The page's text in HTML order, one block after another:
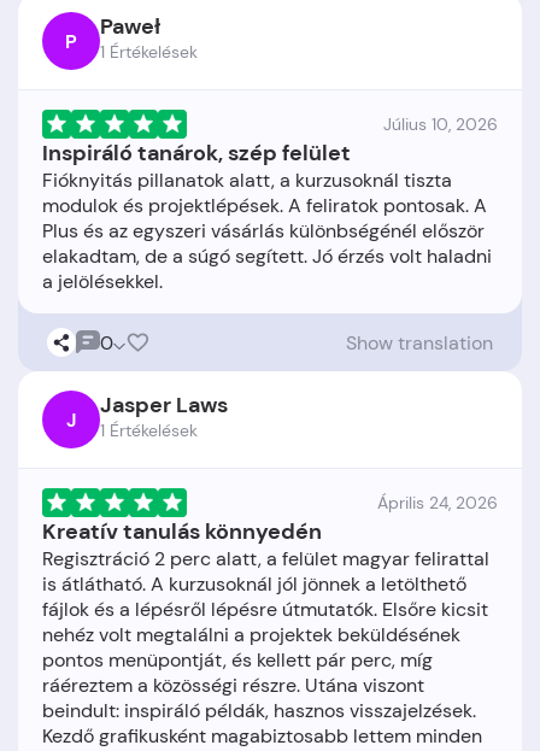
P Paweł
1 Értékelések
Július 10, 2026
Inspiráló tanárok, szép felület
Fióknyitás pillanatok alatt, a kurzusoknál tiszta
modulok és projektlépések. A feliratok pontosak. A
Plus és az egyszeri vásárlás különbségénél először
elakadtam, de a súgó segített. Jó érzés volt haladni
0 Show translation
J Jasper Laws
1 Értékelések
Április 24, 2026
Kreatív tanulás könnyedén
Regisztráció 2 perc alatt, a felület magyar felirattal
is átlátható. A kurzusoknál jól jönnek a letölthető
fájlok és a lépésről lépésre útmutatók. Elsőre kicsit
nehéz volt megtalálni a projektek beküldésének
pontos menüpontját, és kellett pár perc, míg
ráéreztem a közösségi részre. Utána viszont
beindult: inspiráló példák, hasznos visszajelzések.
Kezdő grafikusként magabiztosabb lettem minden